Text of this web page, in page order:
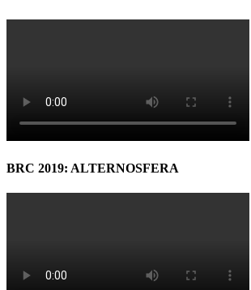
BRC 2019: ALTERNOSFERA